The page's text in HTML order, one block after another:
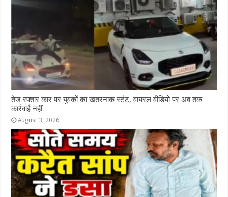
तेज रफ्तार कार पर युवकों का खतरनाक स्टंट, वायरल वीडियो पर अब तक
कार्रवाई नहीं
August 3, 2026